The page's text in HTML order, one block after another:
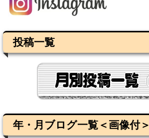
投稿一覧
年・月ブログ一覧＜画像付＞